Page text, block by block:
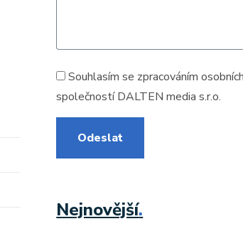
Souhlasím se zpracováním
společností DALTEN media s.r.o.
Odeslat
Nejnovější.